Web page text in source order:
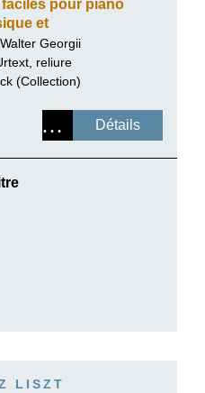
faciles pour piano
et
volume II
Georgii
reliure
(Collection)
Détails
LISZT